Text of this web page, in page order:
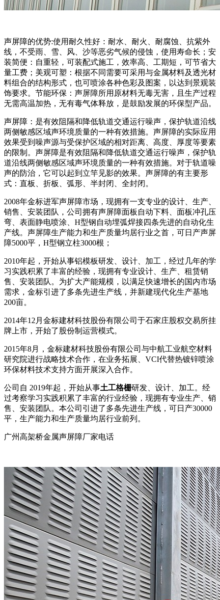
声屏障的优势:使用耐久性好：耐水、耐火、耐腐蚀、抗紫外
线，不受雨、雪、风、沙等恶劣气候的侵蚀，使用寿命长；安
装简便：自重轻，可装配式施工，效率高、工期短，可节省大
量工费；美观可塑：根据不同需要可采用与金属材料及透光材
料组合的结构形式，也可喷涂各种色彩及图案，以达到景观装
饰要求。节能环保：声屏障所用原材料无毒无害，且生产过程
无需高温加热，无有毒气体释放，是鼓励发展的环保型产品。
声屏障：是有效阻隔和降低轨道交通运行噪声，保护轨道沿线
两侧敏感区域声环境质量的一种有效措施。声屏障的实际应用
效果受到噪声源与受保护区域的相对距离、高度、厚度等要素
的限制。声屏障是有效阻隔和降低轨道交通运行噪声，保护轨
道沿线两侧敏感区域声环境质量的一种有效措施。对于轨道噪
声的防治，它可以起到立竿见影的效果。声屏障的有主要形
式：直板、折板、弧形、半封闭、全封闭。
2008年金标进军声屏障市场，现拥有一支专业的设计、生产、
销售、安装团队，公司拥有声屏障面板自动下料、面板冲孔压
弯、表面静电喷涂、H型钢自动埋弧焊接四条先进的自动化生
产线。声屏障生产能力和生产质量均居行业之首，可日产声屏
障5000平，H型钢立柱3000根；
2010年起，开始从事铝模板研发、设计、加工，经过几年的学
习实践积累了丰富的经验，现拥有专业设计、生产、租赁销
售、安装团队。为扩大产能规模，以满足快速增长的国内市场
需求，金标引进了多条先进生产线，并新建现代化生产基地
200亩。
2014年12月金标建材科技股份有限公司于石家庄股权交易所挂
牌上市，开始了股份制运营模式。
2015年8月，金标建材科技股份有限公司与中航工业航空材料
研究院进行战略技术合作，在业务拓展、VCI代替热镀锌喷涂
环保材料技术支持方面开展深入合作。
公司自 2019年起，开始从事土工格栅研发、设计、加工。经
过考察学习实践积累了丰富的行业经验，现拥有专业生产、销
售、安装团队。本公司引进了多条先进生产线，可日产30000
平，生产能力和生产质量均居行业前列。
广州高架桥金属声屏障厂家电话